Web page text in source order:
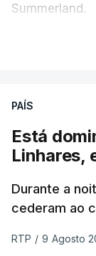
Summerland.
ERRO100
ERROR
ESTE
PAÍS
Está
Linhares,
Durante a
cederam ao
RTP / 9 Agosto